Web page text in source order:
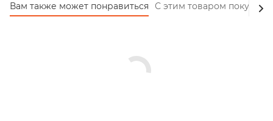
Вам также может понравиться С этим товаром покупают